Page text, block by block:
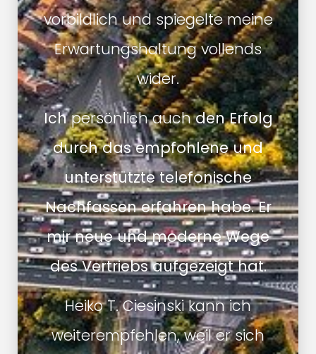
vorbildlich und spiegelte meine
Erwartungshaltung vollends
wider.
Ichpersönlich auchden Erfolg
durch das empfohlene und
unterstützte telefonische
Nachfassen erfahren habe. Er
mir neue und moderne Wege
des Vertriebs aufgezeigt hat.
Heiko T. Ciesinski kann ich
weiterempfehlen, weil er sich